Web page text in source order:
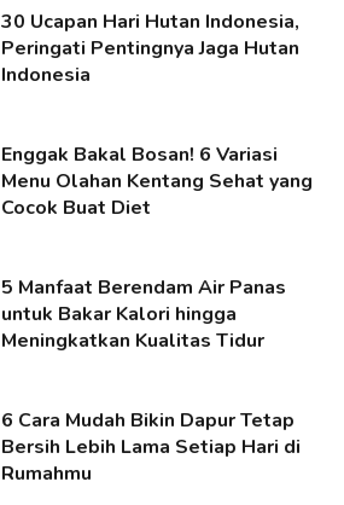
30 Ucapan Hari Hutan Indonesia,
Peringati Pentingnya Jaga Hutan
Indonesia
Enggak Bakal Bosan! 6 Variasi
Menu Olahan Kentang Sehat yang
Cocok Buat Diet
5 Manfaat Berendam Air Panas
untuk Bakar Kalori hingga
Meningkatkan Kualitas Tidur
6 Cara Mudah Bikin Dapur Tetap
Bersih Lebih Lama Setiap Hari di
Rumahmu